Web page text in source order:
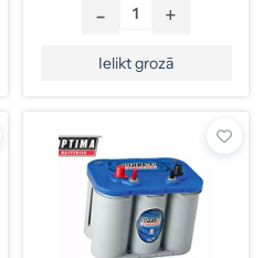
- +
Ielikt grozā